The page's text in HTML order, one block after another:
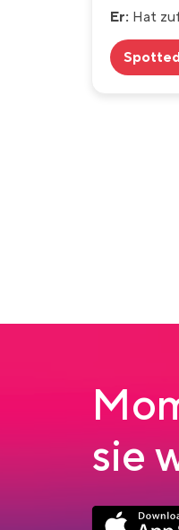
Er: Hat
sie